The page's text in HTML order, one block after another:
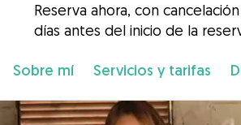
Reserva ahora, con
días antes del inicio de la
Sobre mí Servicios y tarifas